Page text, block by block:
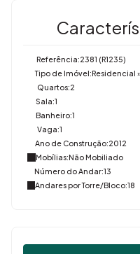
Referência:2381 (R1235)
Tipo de Imóvel:Residencial
Quartos:2
Sala:1
Banheiro:1
Vaga:1
Ano de Construção:2012
Mobílias:Não Mobiliado
Número do Andar:13
Andares por Torre/Bloco:18